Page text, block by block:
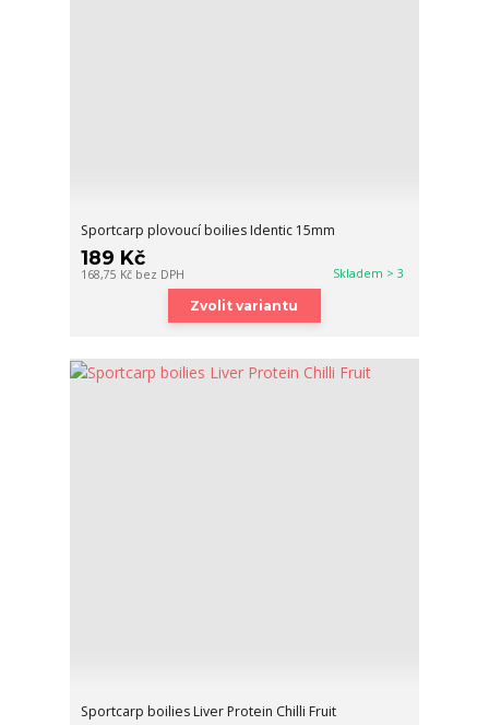
Sportcarp plovoucí boilies Identic 15mm
189 Kč
168,75 Kč bez DPH Skladem > 3
Zvolit variantu
Sportcarp boilies Liver Protein Chilli Fruit